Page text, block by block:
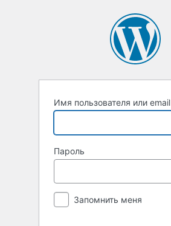
Имя пользователя или email
Пароль
Запомнить меня